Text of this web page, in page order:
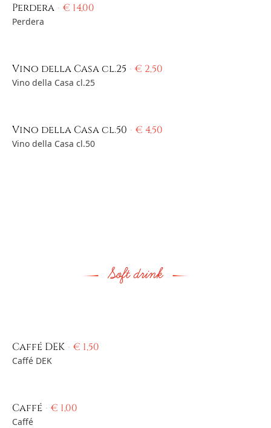
Perdera € 14,00
Perdera
Vino della Casa cl.25 € 2,50
Vino della Casa cl.25
Vino della Casa cl.50 € 4,50
Vino della Casa cl.50
Caffé DEK € 1,50
Caffé DEK
Caffé € 1,00
Caffé